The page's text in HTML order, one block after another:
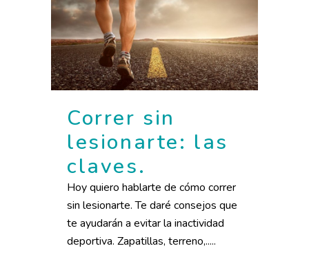
Correr sin
lesionarte: las
claves.
Hoy quiero hablarte de cómo correr
sin lesionarte. Te daré consejos que
te ayudarán a evitar la inactividad
deportiva. Zapatillas, terreno,.....